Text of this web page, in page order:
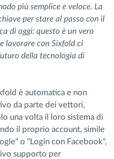
più semplice e veloce. La
per stare al passo con il
di oggi: questo è un vero
lavorare con Sixfold ci
della tecnologia di
è automatica e non
da parte dei vettori,
una volta il loro sistema di
il proprio account, simile
o "Login con Facebook",
supporto per